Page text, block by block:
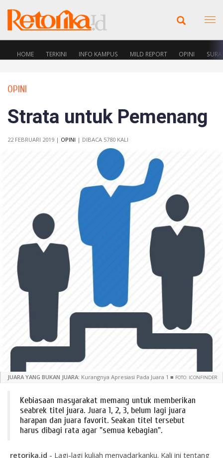
HOME TERKINI INFO KAMPUS MILD REPORT OPINI
OPINI
Strata untuk Pemenang
22 FEBRUARI 2019 | OPINI | DIBACA 5780 KALI
JUARA YANG BUKAN JUARA: Kurangnya Apresiasi Pada Juara 1 ■ FOTO: ICONFINDER
Kebiasaan masyarakat memang untuk memberikan
seabrek titel juara. Juara 1, 2, 3, belum lagi juara
harapan dan juara favorit. Seakan titel tersebut
harus dibagi rata agar "semua kebagian".
retorika.id - Lagi-lagi kuliah menyadarkanku. Kali ini tentang